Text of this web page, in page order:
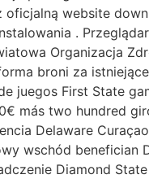
website
.
Organizacja
broni za
juegos First State
más two hundred
Delaware
wschód benefician
Diamond